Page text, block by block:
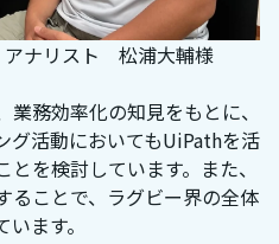
アナリスト 松浦大輔様
務効率化の知見をもとに、
グ活動においてもUiPathを活
を検討しています。また、
ることで、ラグビー界の全体
ます。